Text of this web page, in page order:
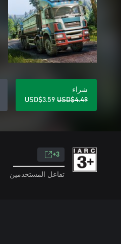
شراء
USD$4.49
USD$3.59
3+
تفاعل المستخدمين